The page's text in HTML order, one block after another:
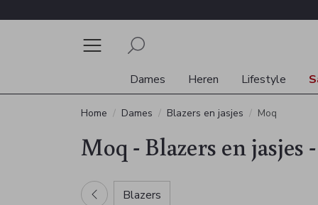
Dames Heren Lifestyle
Home Dames Blazers en jasjes Moq
Moq - Blazers en jasjes
Blazers